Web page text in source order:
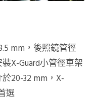
mm，後照鏡管徑
X-Guard小管徑車架
20-32 mm，X-
選